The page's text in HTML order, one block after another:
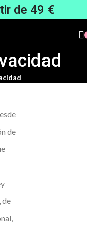
de 49 €
de
de